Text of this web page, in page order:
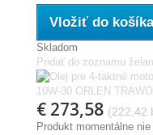
Vložiť do košíka
Skladom
Pridať do zoznamu
€ 273,58 (222,42
Produkt momentálne